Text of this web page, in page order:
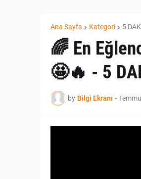
Ana Sayfa Kategori 5
🌈 En
🤩🔥 - 5
by Bilgi Ekranı -